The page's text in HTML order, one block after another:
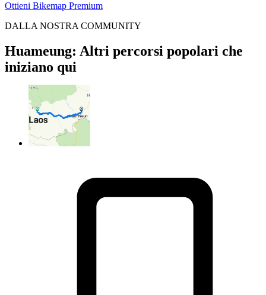
Ottieni Bikemap Premium
DALLA NOSTRA COMMUNITY
Huameung: Altri percorsi popolari che
iniziano qui